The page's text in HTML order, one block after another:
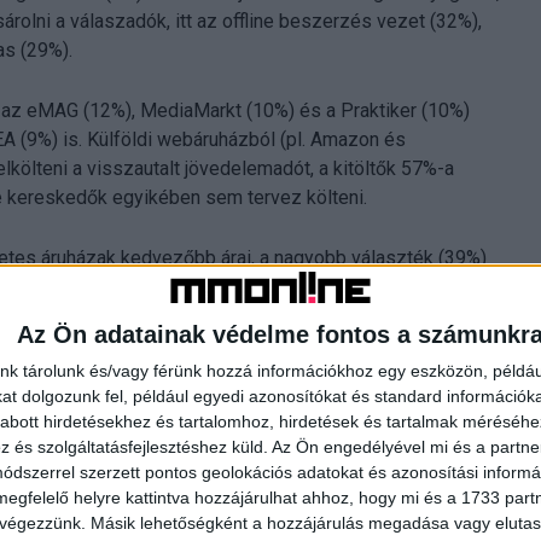
Az Ön adatainak védelme fontos a
tárolunk és/vagy férünk hozzá információkhoz egy eszközön,
dolgozunk fel, például egyedi azonosítókat és standard
hirdetésekhez és tartalomhoz, hirdetések és tartalmak
és szolgáltatásfejlesztéshez küld. Az Ön engedélyével mi és a
szerzett pontos geolokációs adatokat és azonosítási
helyre kattintva hozzájárulhat ahhoz, hogy mi és a 1733
Másik lehetőségként a hozzájárulás megadása vagy
a válaszadók, itt az offline beszerzés vezet (32%),
(29%).
eMAG (12%), MediaMarkt (10%) és a Praktiker (10%)
(9%) is. Külföldi webáruházból (pl. Amazon és
a visszautalt jövedelemadót, a kitöltők 57%-a
egyikében sem tervez költeni.
áruházak kedvezőbb árai, a nagyobb választék (39%)
nem találták meg a kívánt terméket (31%). Az
is meg lehet vizsgálni a terméket (50%), illetve az,
(24%).
az eMAG-Extreme Digitalnál
nappal az szja-visszatérítések folyósításának indulása
érzékelt.